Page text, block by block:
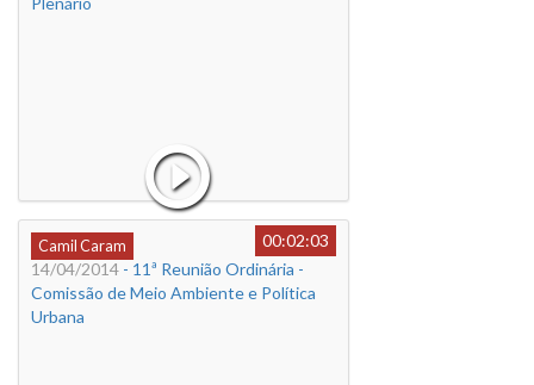
Camil Caram
00:02:03
14/04/2014 - 11ª Reunião Ordinária -
Comissão de Meio Ambiente e Política
Urbana